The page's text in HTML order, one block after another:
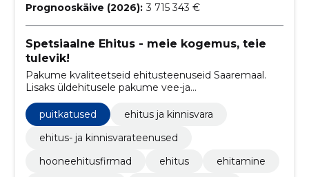
Prognooskäive (2026): 3 715 343 €
Spetsiaalne Ehitus - meie kogemus, teie
tulevik!
Pakume kvaliteetseid ehitusteenuseid Saaremaal.
Lisaks üldehitusele pakume vee-ja
kanalisatsioonisüsteemide rajamist,
ventilatsiooni,kütte ja- jahutuse ehitust
puitkatused
ehitus ja kinnisvara
ehitus- ja kinnisvarateenused
hooneehitusfirmad
ehitus
ehitamine